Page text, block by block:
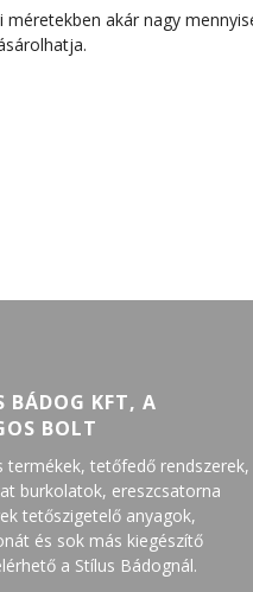
méretekben akár nagy
BÁDOG KFT, A
BOLT
termékek, tetőfedő rendszerek,
burkolatok, ereszcsatorna
tetőszigetelő anyagok,
és sok más kiegészítő
a Stílus Bádognál.